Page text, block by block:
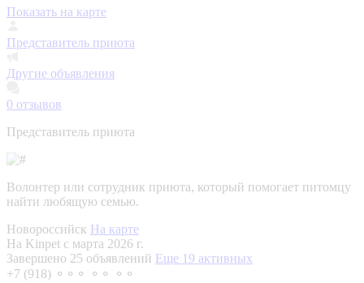
Показать на карте
Представитель приюта
Другие объявления
0 отзывов
Представитель приюта
Волонтер или сотрудник приюта, который помогает питомцу
найти любящую семью.
Новороссийск На карте
На Kinpet c марта 2026 г.
Завершено 25 объявлений Еще 19 активных
+7 (918) ⚬⚬⚬ ⚬⚬ ⚬⚬